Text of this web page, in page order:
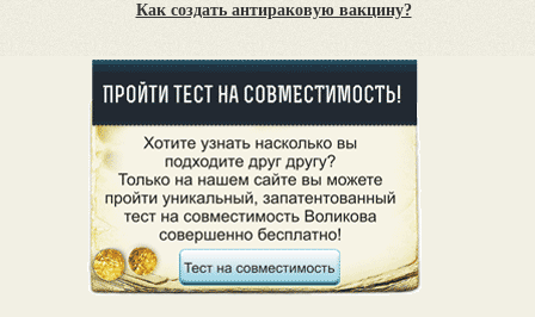
Как создать антираковую вакцину?